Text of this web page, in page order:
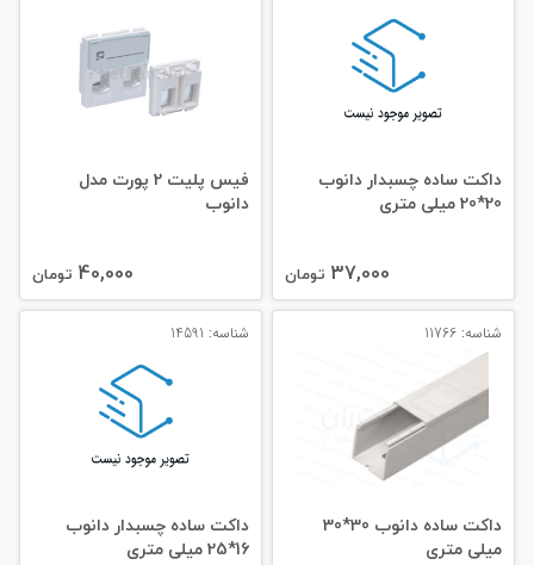
داکت ساده چسبدار دانوب
20*20 میلی‌ متری
37,000 تومان
فیس پلیت 2 پورت مدل
دانوب
40,000 تومان
شناسه: 11766
داکت ساده دانوب 30*30
میلی‌ متری
شناسه: 14591
داکت ساده چسبدار دانوب
16*25 میلی‌ متری